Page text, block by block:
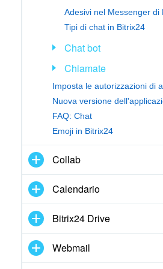
Adesivi nel Messenger di
Tipi di chat in Bitrix24
Chat bot
Chiamate
FAQ: Chat
Emoji in Bitrix24
Collab
Calendario
Bitrix24 Drive
Webmail